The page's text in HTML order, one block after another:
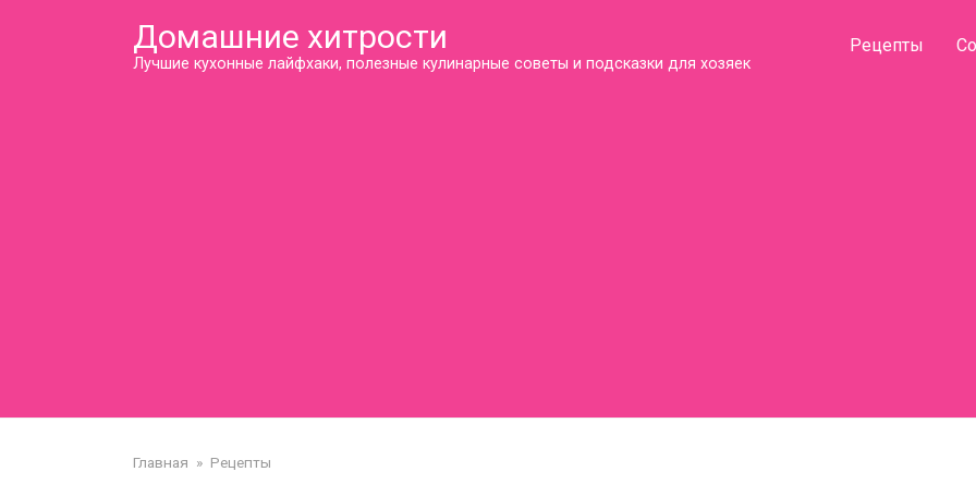
Домашние хитрости
Лучшие кухонные лайфхаки, полезные кулинарные советы и подсказки для хозяек
Рецепты
Главная » Рецепты